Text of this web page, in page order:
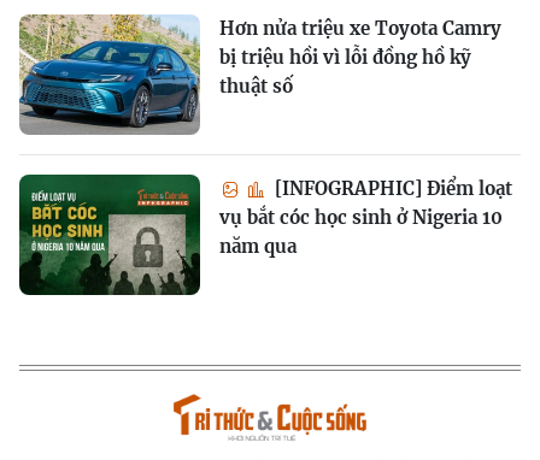
Hơn nửa triệu xe Toyota Camry
bị triệu hồi vì lỗi đồng hồ kỹ
thuật số
[INFOGRAPHIC] Điểm loạt
vụ bắt cóc học sinh ở Nigeria 10
năm qua